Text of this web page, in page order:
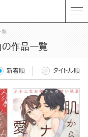
覧
作品一覧
新着順 タイトル順